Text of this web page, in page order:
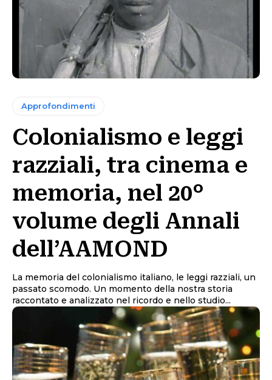
Approfondimenti
Colonialismo e leggi
razziali, tra cinema e
memoria, nel 20°
volume degli Annali
dell’AAMOND
La memoria del colonialismo italiano, le leggi razziali, un
passato scomodo. Un momento della nostra storia
raccontato e analizzato nel ricordo e nello studio...